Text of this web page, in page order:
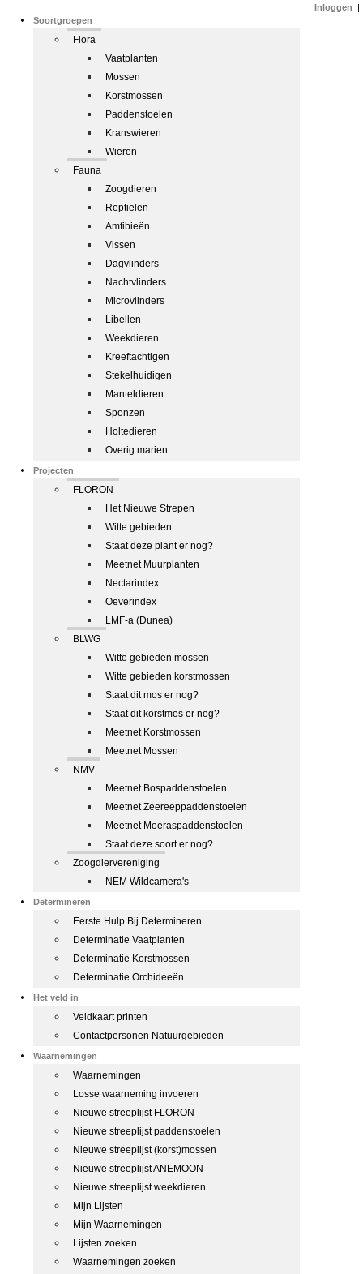
Soortgroepen
Flora
Vaatplanten
Mossen
Korstmossen
Paddenstoelen
Kranswieren
Wieren
Fauna
Zoogdieren
Reptielen
Amfibieën
Vissen
Dagvlinders
Nachtvlinders
Microvlinders
Libellen
Weekdieren
Kreeftachtigen
Stekelhuidigen
Manteldieren
Sponzen
Holtedieren
Overig marien
Projecten
FLORON
Het Nieuwe Strepen
Witte gebieden
Staat deze plant er nog?
Meetnet Muurplanten
Nectarindex
Oeverindex
LMF-a (Dunea)
BLWG
Witte gebieden mossen
Witte gebieden korstmossen
Staat dit mos er nog?
Staat dit korstmos er nog?
Meetnet Korstmossen
Meetnet Mossen
NMV
Meetnet Bospaddenstoelen
Meetnet Zeereeppaddenstoelen
Meetnet Moeraspaddenstoelen
Staat deze soort er nog?
Zoogdiervereniging
NEM Wildcamera's
Determineren
Eerste Hulp Bij Determineren
Determinatie Vaatplanten
Determinatie Korstmossen
Determinatie Orchideeën
Het veld in
Veldkaart printen
Contactpersonen Natuurgebieden
Waarnemingen
Waarnemingen
Losse waarneming invoeren
Nieuwe streeplijst FLORON
Nieuwe streeplijst paddenstoelen
Nieuwe streeplijst (korst)mossen
Nieuwe streeplijst ANEMOON
Nieuwe streeplijst weekdieren
Mijn Lijsten
Mijn Waarnemingen
Lijsten zoeken
Waarnemingen zoeken
Inloggen |